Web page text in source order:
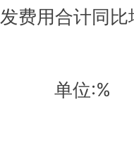
发费用合计同比
单位:%